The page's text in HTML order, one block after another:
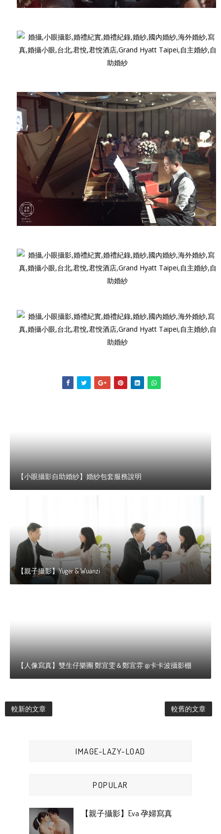
【小眼攝影自助婚紗】婚紗包套服務說明
【親子攝影】Yuger & Wuanzi
【人像寫真】雙生仔樂團 鄭宜雯＆鄭宜雰 @卡卡波攝影棚
較新的文章 較舊的文章
IMAGE-LAZY-LOAD
POPULAR
【親子攝影】Eva 孕婦寫真